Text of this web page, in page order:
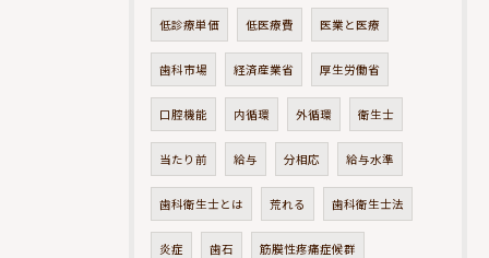
低診療単価 低医療費 医業と医療
歯科市場 経済産業省 厚生労働省
口腔機能 内循環 外循環 衛生士
当たり前 給与 分相応 給与水準
歯科衛生士とは 荒れる 歯科衛生士法
炎症 歯石 筋膜性疼痛症候群